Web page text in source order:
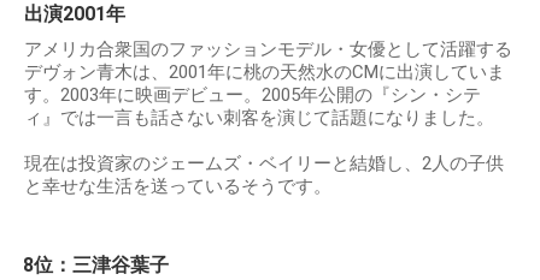
出演2001年
アメリカ合衆国のファッションモデル・女優として活躍する
デヴォン青木は、2001年に桃の天然水のCMに出演していま
す。2003年に映画デビュー。2005年公開の『シン・シテ
ィ』では一言も話さない刺客を演じて話題になりました。
現在は投資家のジェームズ・ベイリーと結婚し、2人の子供
と幸せな生活を送っているそうです。
8位：三津谷葉子